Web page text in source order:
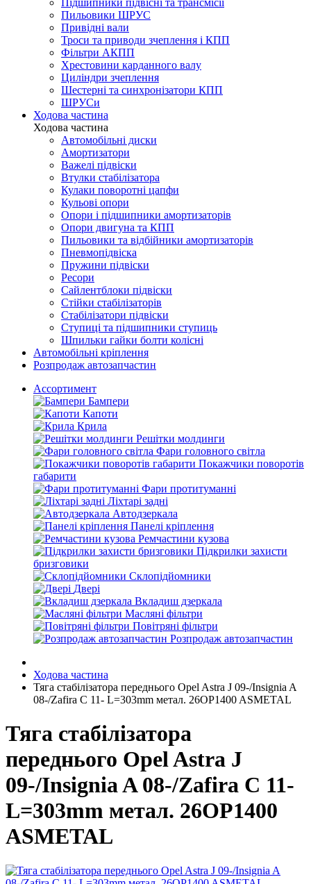
Підшипники підвісні та трансмісії
Пильовики ШРУС
Привідні вали
Троси та приводи зчеплення і КПП
Фільтри АКПП
Хрестовини карданного валу
Циліндри зчеплення
Шестерні та синхронізатори КПП
ШРУСи
Ходова частина
Ходова частина
Автомобільні диски
Амортизатори
Важелі підвіски
Втулки стабілізатора
Кулаки поворотні цапфи
Кульові опори
Опори і підшипники амортизаторів
Опори двигуна та КПП
Пильовики та відбійники амортизаторів
Пневмопідвіска
Пружини підвіски
Ресори
Сайлентблоки підвіски
Стійки стабілізаторів
Стабілізатори підвіски
Ступиці та підшипники ступиць
Шпильки гайки болти колісні
Автомобільні кріплення
Розпродаж автозапчастин
Ассортимент
Бампери
Капоти
Крила
Решітки молдинги
Фари головного світла
Покажчики поворотів
габарити
Фари протитуманні
Ліхтарі задні
Автодзеркала
Панелі кріплення
Ремчастини кузова
Підкрилки захисти
бризговики
Склопідйомники
Двері
Вкладиш дзеркала
Масляні фільтри
Повітряні фільтри
Розпродаж автозапчастин
Ходова частина
Тяга стабілізатора переднього Opel Astra J 09-/Insignia A
08-/Zafira C 11- L=303mm метал. 26OP1400 ASMETAL
Тяга стабілізатора
переднього Opel Astra J
09-/Insignia A 08-/Zafira C 11-
L=303mm метал. 26OP1400
ASMETAL